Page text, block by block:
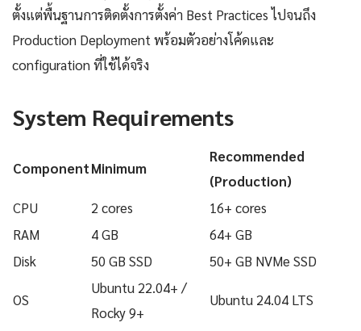
ตั้งแต่พื้นฐานการติดตั้งการตั้งค่า Best Practices ไปจนถึง
Production Deployment พร้อมตัวอย่างโค้ดและ
configuration ที่ใช้ได้จริง
System Requirements
ComponentMinimum
Recommended
(Production)
CPU
2 cores
16+ cores
RAM
4 GB
64+ GB
Disk
50 GB SSD 50+ GB NVMe SSD
OS
Ubuntu 22.04+ /
Rocky 9+
Ubuntu 24.04 LTS